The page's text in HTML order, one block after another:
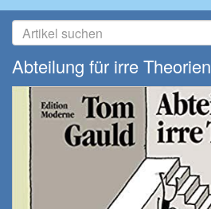
Abteilung für irre Theorien